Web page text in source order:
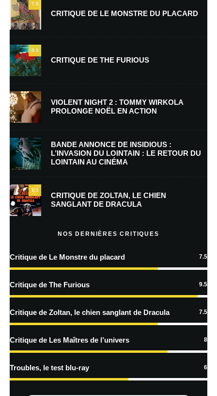
Nom*
E-mail *
Enregistrer mon nom, mon e-mail et mon site dans le navigateur pour
mon prochain commentaire.
Prévenez-moi de tous les nouveaux commentaires par e-mail.
Prévenez-moi de tous les nouveaux articles par e-mail.
En savoir
traitées
7.5
CRITIQUE DE LE MONSTRE DU PLACARD
9.5
CRITIQUE DE THE FURIOUS
VIOLENT NIGHT 2 : TOMMY WIRKOLA
PROLONGE NOËL EN ACTION
BANDE ANNONCE DE INSIDIOUS :
L’INVASION DU LOINTAIN : LE RETOUR DU
LOINTAIN AU CINÉMA
7.5
CRITIQUE DE ZOLTAN, LE CHIEN
SANGLANT DE DRACULA
NOS DERNIÈRES CRITIQUES
Critique de Le Monstre du placard 7.5
Critique de The Furious 9.5
Critique de Zoltan, le chien sanglant de Dracula 7.5
Critique de Les Maîtres de l’univers 8
Troubles, le test blu-ray 6